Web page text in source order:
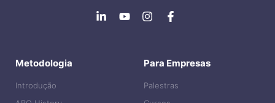
Metodologia
Introdução
Para Empresas
Palestras